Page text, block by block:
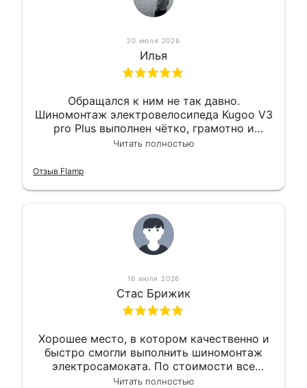
20 июля 2026
Илья
Обращался к ним не так давно.
Шиномонтаж электровелосипеда Kugoo V3
pro Plus выполнен чётко, грамотно и
квалифицированно. Всё сделано
Читать полностью
Отзыв Flamp
16 июля 2026
Стас Брижик
Хорошее место, в котором качественно и
быстро смогли выполнить шиномонтаж
электросамоката. По стоимости все
вышло вообще приемлемо хочу сказать.
Читать полностью